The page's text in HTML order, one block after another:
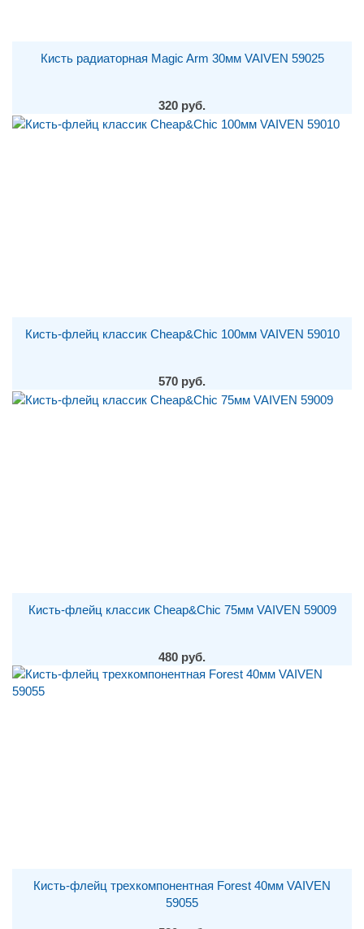
Кисть радиаторная Magic Arm 30мм VAIVEN 59025
320 руб.
Кисть-флейц классик Cheap&Chic 100мм VAIVEN 59010
570 руб.
Кисть-флейц классик Cheap&Chic 75мм VAIVEN 59009
480 руб.
Кисть-флейц трехкомпонентная Forest 40мм VAIVEN
59055